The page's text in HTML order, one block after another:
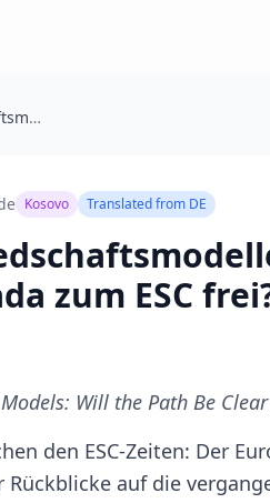
Neue EBU-Mitgliedschaftsmodelle: Wird der Weg für Kosovo und Kanada zum ESC frei?
Kosovo Translated from DE
zum ESC
Will the Path Be
den ESC-Zeiten: Der
auf die